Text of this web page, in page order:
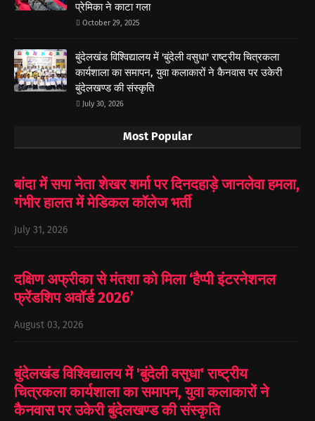
प्रेमिका ने काटा गला
October 29, 2025
बुंदेलखंड विश्विद्यालय में 'बुंदेली वसुधा' राष्ट्रीय चित्रकला
कार्यशाला का समापन, युवा कलाकारों ने कैनवास पर उकेरी
बुंदेलखण्ड की संस्कृति
July 30, 2026
Most Popular
बांदा में सपा नेता शेखर शर्मा पर दिनदहाड़े जानलेवा हमला,
गंभीर हालत में मेडिकल कॉलेज भर्ती
July 31, 2026
दक्षिण अफ्रीका से मंतशा को मिला ‘हैप्पी इंटरनेशनल
फ्रेंडशिप अवॉर्ड 2026’
August 03, 2026
बुंदेलखंड विश्विद्यालय में 'बुंदेली वसुधा' राष्ट्रीय
चित्रकला कार्यशाला का समापन, युवा कलाकारों ने
कैनवास पर उकेरी बुंदेलखण्ड की संस्कृति